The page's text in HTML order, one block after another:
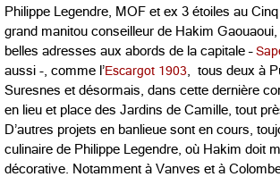
Philippe Legendre, MOF et ex 3 étoiles au
grand manitou conseilleur de Hakim
belles adresses aux abords de la capitale –
aussi -, comme l’Escargot 1903 , tous deux à
Suresnes et désormais, dans cette dernière
en lieu et place des Jardins de Camille, tout
D’autres projets en banlieue sont en cours,
culinaire de Philippe Legendre, où Hakim doit
décorative. Notamment à Vanves et à